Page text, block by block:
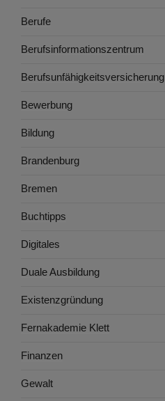
Berufe
Berufsinformationszentrum
Berufsunfähigkeitsversicherung
Bewerbung
Bildung
Brandenburg
Bremen
Buchtipps
Digitales
Duale Ausbildung
Existenzgründung
Fernakademie Klett
Finanzen
Gewalt